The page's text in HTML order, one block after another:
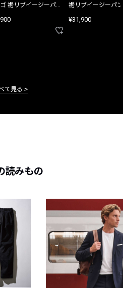
裾リブイージーパン
裾リブイージーパ
¥31,900
て見る
読みもの